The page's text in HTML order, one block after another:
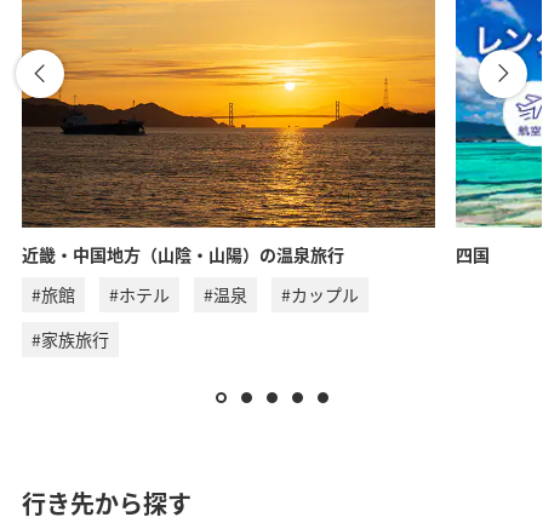
近畿・中国地方（山陰・山陽）の温泉旅行
#旅館
#ホテル #温泉
#カップル
#家族旅行
四国
行き先から探す